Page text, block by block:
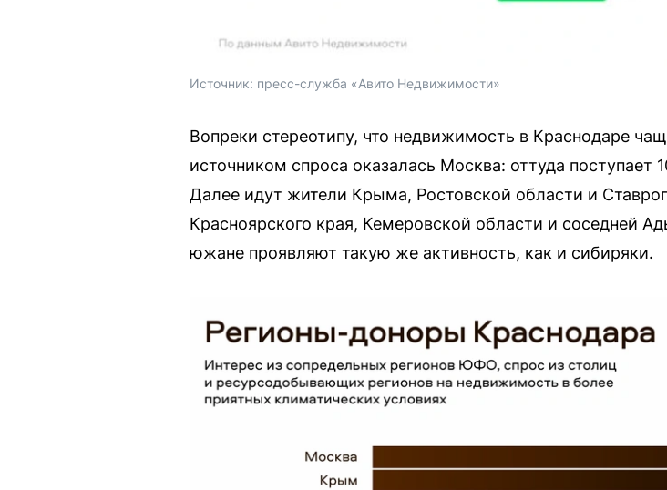
Источник: пресс-служба «Авито Недвижимости»
Вопреки стереотипу, что недвижимость в Краснодаре
источником спроса оказалась Москва: оттуда
Далее идут жители Крыма, Ростовской области и
Красноярского края, Кемеровской области и соседней
южане проявляют такую же активность, как и сибиряки.